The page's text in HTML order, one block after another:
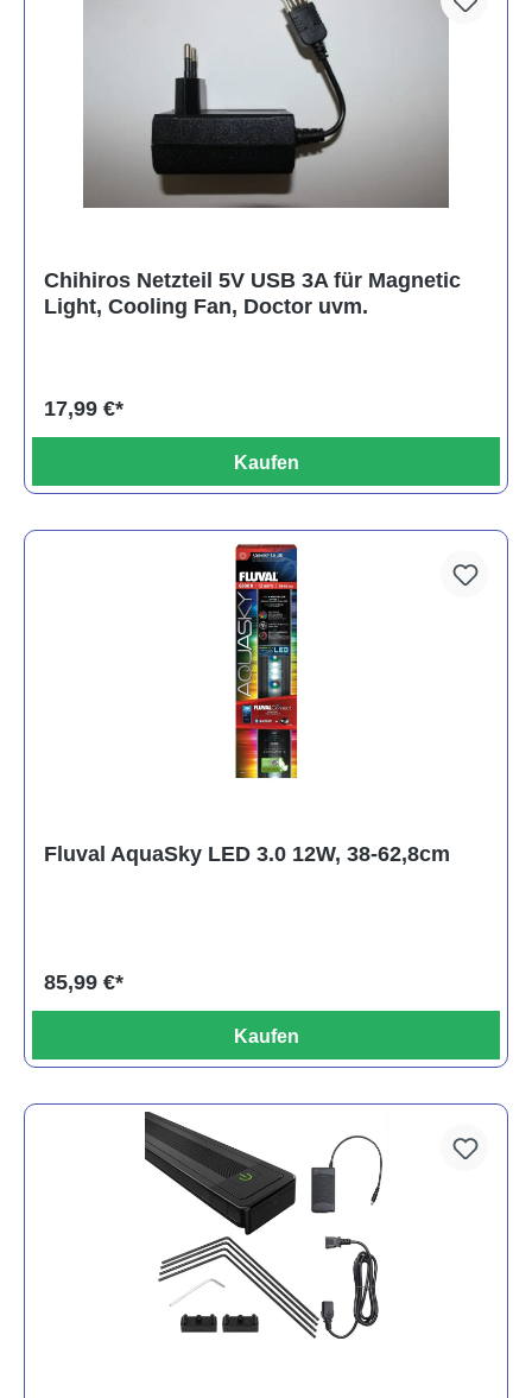
Chihiros Netzteil 5V USB 3A für Magnetic
Light, Cooling Fan, Doctor uvm.
17,99 €*
Kaufen
Fluval AquaSky LED 3.0 12W, 38-62,8cm
85,99 €*
Kaufen